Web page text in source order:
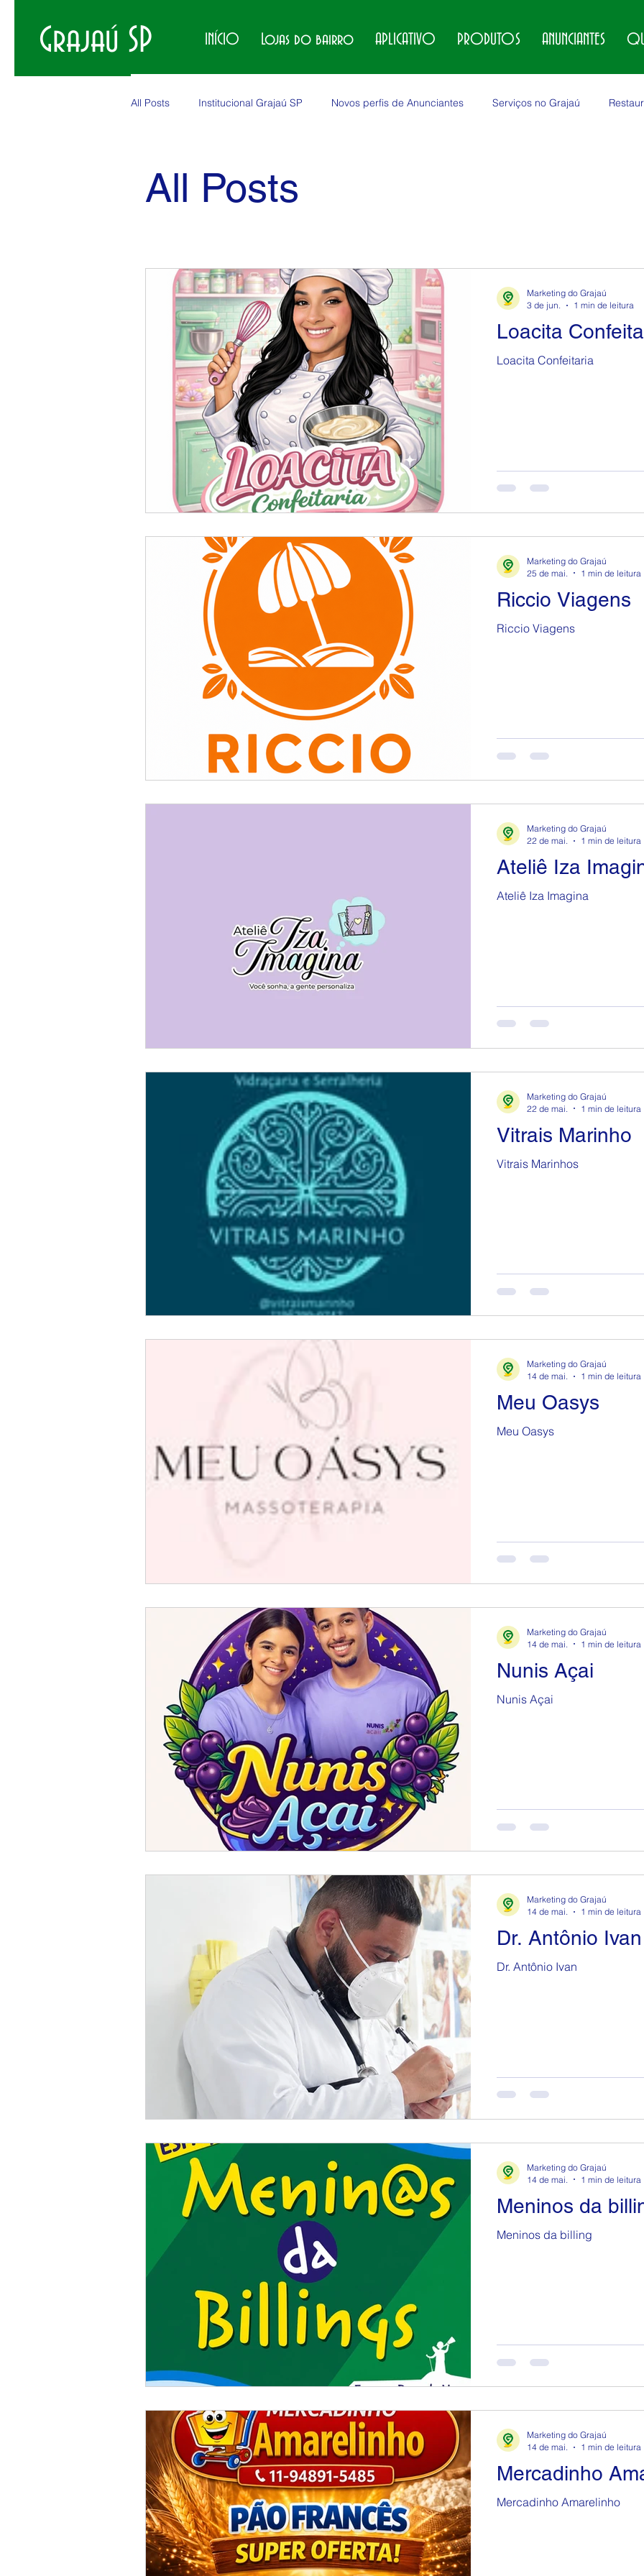
Grajaú SP INÍCIO Lojas do bairro APLICATIVO PRODUTOS ANUNCIANTES
All Posts Institucional Grajaú SP Novos perfis de Anunciantes Serviços no Grajaú
All Posts
Loacita
Loacita Confeitaria
Marketing do Grajaú
3 de jun.
1 min de leitura
Riccio Viagens
Riccio Viagens
Marketing do Grajaú
25 de mai.
1 min de leitura
Ateliê Iza
Ateliê Iza Imagina
Marketing do Grajaú
22 de mai.
1 min de leitura
Vitrais Marinho
Vitrais Marinhos
Marketing do Grajaú
22 de mai.
1 min de leitura
Meu Oasys
Meu Oasys
Marketing do Grajaú
14 de mai.
1 min de leitura
Nunis Açai
Nunis Açai
Marketing do Grajaú
14 de mai.
1 min de leitura
Dr. Antônio Ivan
Dr. Antônio Ivan
Marketing do Grajaú
14 de mai.
1 min de leitura
Meninos da
Meninos da billing
Marketing do Grajaú
14 de mai.
1 min de leitura
Mercadinho
Mercadinho Amarelinho
Marketing do Grajaú
14 de mai.
1 min de leitura